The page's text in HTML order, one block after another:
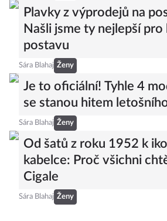
Plavky z výprodejů na
Našli jsme ty nejlepší pro
postavu
Sára Blahaj Ženy
Je to oficiální! Tyhle 4
se stanou hitem
Sára Blahaj Ženy
Od šatů z roku 1952 k
kabelce: Proč všichni
Cigale
Sára Blahaj Ženy